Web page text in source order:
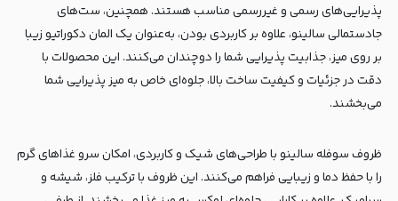
پذیرایی‌های رسمی و غیررسمی مناسب هستند. همچنین، ست‌های
جادستمالی سالینو، علاوه بر کاربردی بودن، به‌عنوان یک المان دکوراتیو زیبا
بر روی میز، جذابیت پذیرایی شما را دوچندان می‌کنند. این محصولات با
دقت در جزئیات و کیفیت ساخت بالا، جلوه‌ای خاص به میز پذیرایی شما
می‌بخشند.
ظروف سوفله سالینو با طراحی‌های شیک و کاربردی، امکان سرو غذاهای گرم
را با حفظ دما و زیبایی فراهم می‌کنند. این ظروف با ترکیب فلز، شیشه و